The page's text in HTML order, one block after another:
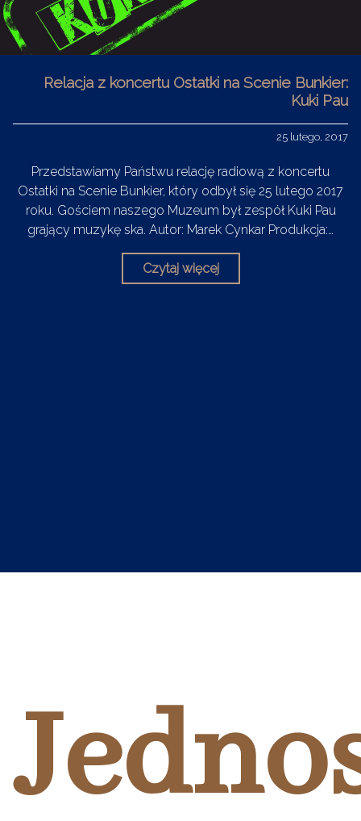
Relacja z koncertu Ostatki na Scenie Bunkier:
Kuki Pau
25 lutego, 2017
Przedstawiamy Państwu relację radiową z koncertu
Ostatki na Scenie Bunkier, który odbył się 25 lutego 2017
roku. Gościem naszego Muzeum był zespół Kuki Pau
grający muzykę ska. Autor: Marek Cynkar Produkcja:…
Czytaj więcej